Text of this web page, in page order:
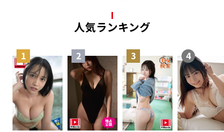
人気ランキング